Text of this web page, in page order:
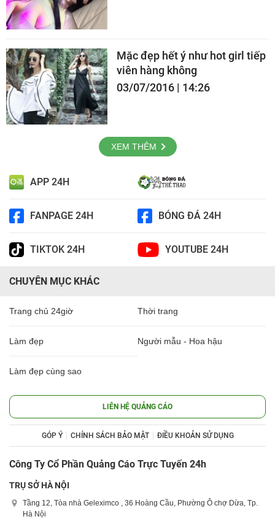
Mặc đẹp hết ý như hot girl tiếp
viên hàng không
03/07/2016 | 14:26
XEM THÊM
APP 24H
FANPAGE 24H BÓNG ĐÁ 24H
TIKTOK 24H YOUTUBE 24H
CHUYÊN MỤC KHÁC
Trang chủ 24giờ Thời trang
Làm đẹp Người mẫu - Hoa hậu
Làm đẹp cùng sao
LIÊN HỆ QUẢNG CÁO
GÓP Ý CHÍNH SÁCH BẢO MẬT ĐIỀU KHOẢN SỬ DỤNG
Công Ty Cổ Phần Quảng Cáo Trực Tuyến 24h
TRỤ SỞ HÀ NỘI
Tầng 12, Tòa nhà Geleximco , 36 Hoàng Cầu, Phường Ô chợ Dừa, Tp.
Hà Nội